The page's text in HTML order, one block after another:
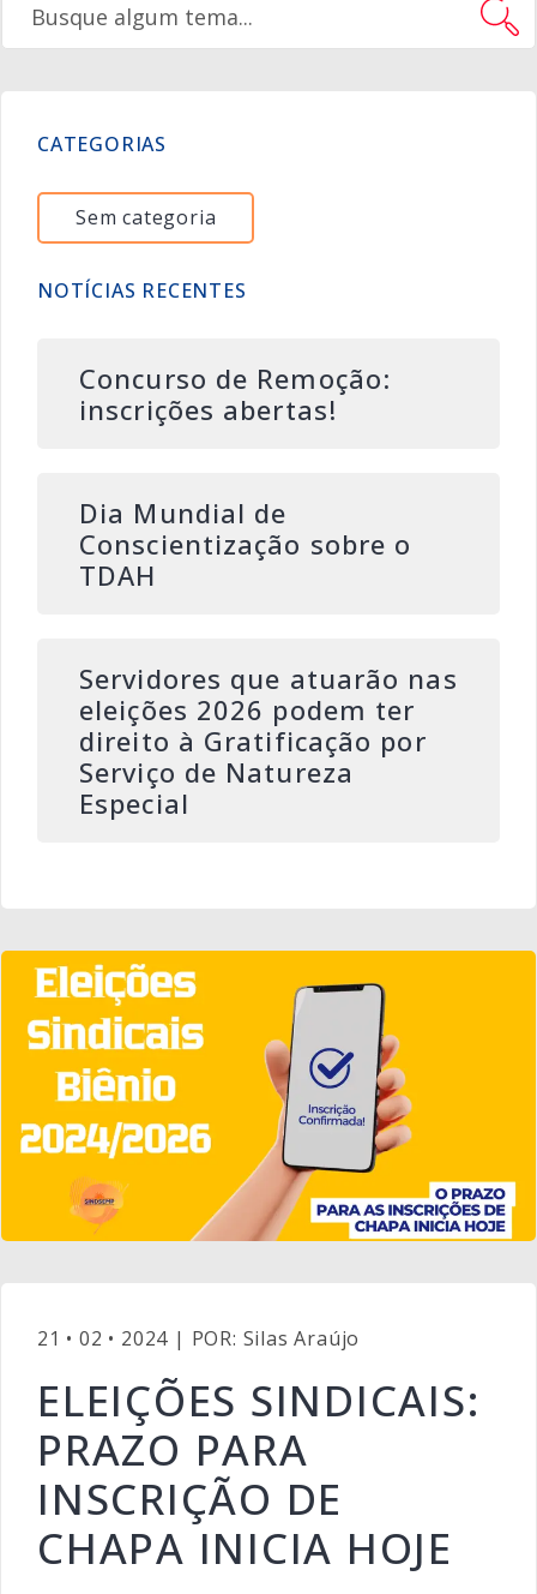
CATEGORIAS
Sem categoria
NOTÍCIAS RECENTES
Concurso de Remoção:
inscrições abertas!
Dia Mundial de
Conscientização sobre o
TDAH
Servidores que atuarão nas
eleições 2026 podem ter
direito à Gratificação por
Serviço de Natureza
Especial
21 • 02 • 2024 | POR: Silas Araújo
ELEIÇÕES SINDICAIS:
PRAZO PARA
INSCRIÇÃO DE
CHAPA INICIA HOJE